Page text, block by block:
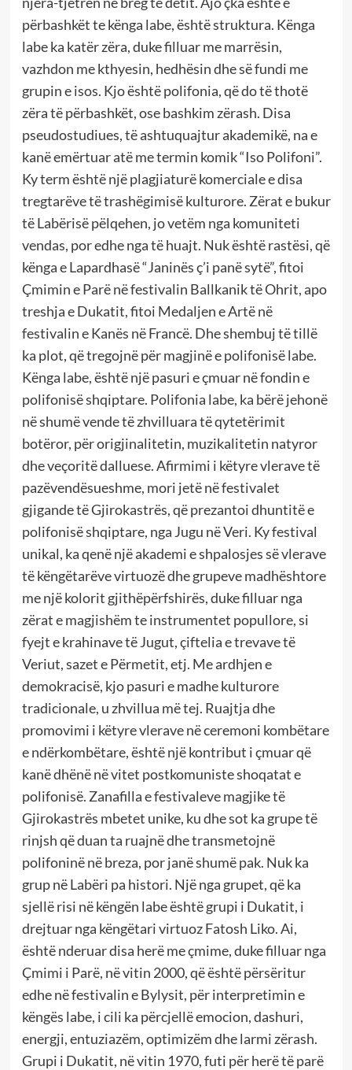
përbashkët te kënga labe, është struktura. Kënga
labe ka katër zëra, duke filluar me marrësin,
vazhdon me kthyesin, hedhësin dhe së fundi me
grupin e isos. Kjo është polifonia, që do të thotë
zëra të përbashkët, ose bashkim zërash. Disa
pseudostudiues, të ashtuquajtur akademikë, na e
kanë emërtuar atë me termin komik “Iso Polifoni”.
Ky term është një plagjiaturë komerciale e disa
tregtarëve të trashëgimisë kulturore. Zërat e bukur
të Labërisë pëlqehen, jo vetëm nga komuniteti
vendas, por edhe nga të huajt. Nuk është rastësi, që
kënga e Lapardhasë “Janinës ç’i panë sytë”, fitoi
Çmimin e Parë në festivalin Ballkanik të Ohrit, apo
treshja e Dukatit, fitoi Medaljen e Artë në
festivalin e Kanës në Francë. Dhe shembuj të tillë
ka plot, që tregojnë për magjinë e polifonisë labe.
Kënga labe, është një pasuri e çmuar në fondin e
polifonisë shqiptare. Polifonia labe, ka bërë jehonë
në shumë vende të zhvilluara të qytetërimit
botëror, për origjinalitetin, muzikalitetin natyror
dhe veçoritë dalluese. Afirmimi i këtyre vlerave të
pazëvendësueshme, mori jetë në festivalet
gjigande të Gjirokastrës, që prezantoi dhuntitë e
polifonisë shqiptare, nga Jugu në Veri. Ky festival
unikal, ka qenë një akademi e shpalosjes së vlerave
të këngëtarëve virtuozë dhe grupeve madhështore
me një kolorit gjithëpërfshirës, duke filluar nga
zërat e magjishëm te instrumentet popullore, si
fyejt e krahinave të Jugut, çiftelia e trevave të
Veriut, sazet e Përmetit, etj. Me ardhjen e
demokracisë, kjo pasuri e madhe kulturore
tradicionale, u zhvillua më tej. Ruajtja dhe
promovimi i këtyre vlerave në ceremoni kombëtare
e ndërkombëtare, është një kontribut i çmuar që
kanë dhënë në vitet postkomuniste shoqatat e
polifonisë. Zanafilla e festivaleve magjike të
Gjirokastrës mbetet unike, ku dhe sot ka grupe të
rinjsh që duan ta ruajnë dhe transmetojnë
polifoninë në breza, por janë shumë pak. Nuk ka
grup në Labëri pa histori. Një nga grupet, që ka
sjellë risi në këngën labe është grupi i Dukatit, i
drejtuar nga këngëtari virtuoz Fatosh Liko. Ai,
është nderuar disa herë me çmime, duke filluar nga
Çmimi i Parë, në vitin 2000, që është përsëritur
edhe në festivalin e Bylysit, për interpretimin e
këngës labe, i cili ka përcjellë emocion, dashuri,
energji, entuziazëm, optimizëm dhe larmi zërash.
Grupi i Dukatit, në vitin 1970, futi për herë të parë